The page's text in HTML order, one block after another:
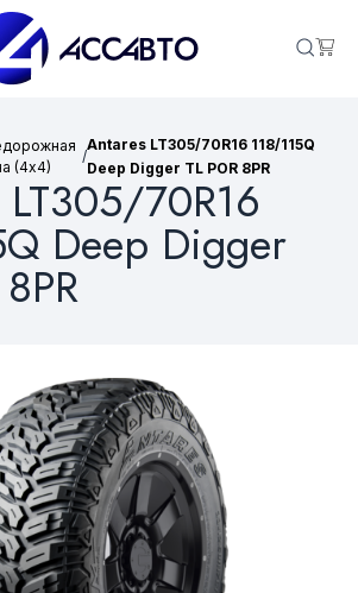
(4х4)
/
Antares LT305/70R16 118/115Q
Deep Digger TL POR 8PR
70R16
Deep Digger